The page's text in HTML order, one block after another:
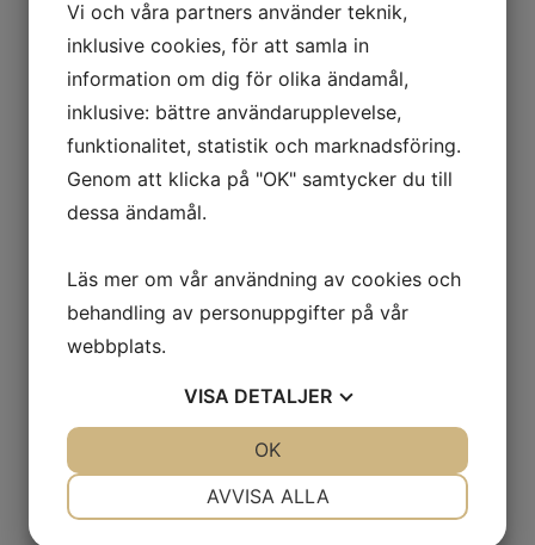
Nail:Code Cuticle Pen
Siya Of Sweden
10ml
11,5ml
30ml
33ml
75ml
Dekorationer
Stickers
Eternal Collection
Animal Collection
Dekorera Mera
Övriga stickers
Vattendekorationer
Glitter
Rnag Glitter
Övriga Glitter
Vi och våra partners använder teknik,
inklusive cookies, för att samla in
information om dig för olika ändamål,
inklusive: bättre användarupplevelse,
funktionalitet, statistik och marknadsföring.
Genom att klicka på "OK" samtycker du till
dessa ändamål.
Läs mer om vår användning av cookies och
behandling av personuppgifter på vår
webbplats.
VISA DETALJER
AVVISA ALLA
OK